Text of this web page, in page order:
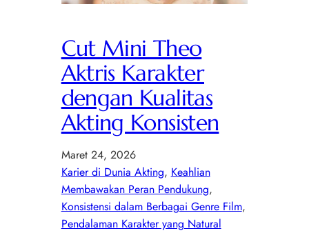
Cut Mini Theo
Aktris Karakter
dengan Kualitas
Akting Konsisten
Maret 24, 2026
Karier di Dunia Akting, Keahlian
Membawakan Peran Pendukung
Konsistensi dalam Berbagai Genre Film
Pendalaman Karakter yang Natural